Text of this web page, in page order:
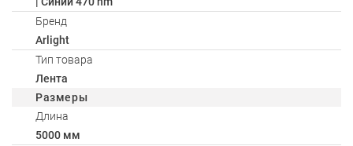
Бренд
Arlight
Тип товара
Лента
Размеры
Длина
5000 мм